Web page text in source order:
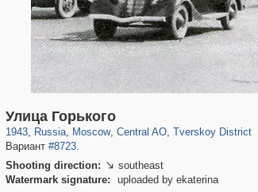
Улица Горького
1943, Russia
1,407,212
, Moscow
319,878 8,286
, Central AO
160,021
, Tverskoy District
Вариант #8723.
Shooting direction:  southeast
Watermark signature:
uploaded by ekaterina